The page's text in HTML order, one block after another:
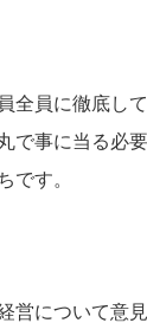
全員に徹底し
で事に当る必
です。
営について意